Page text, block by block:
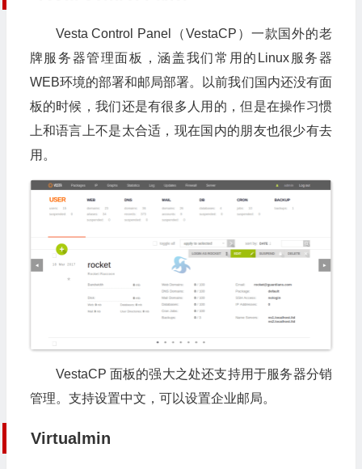
Vesta Control Panel（VestaCP）一款国外的老
牌服务器管理面板，涵盖我们常用的Linux服务器
WEB环境的部署和邮局部署。以前我们国内还没有面
板的时候，我们还是有很多人用的，但是在操作习惯
上和语言上不是太合适，现在国内的朋友也很少有去
用。
VestaCP 面板的强大之处还支持用于服务器分销
管理。支持设置中文，可以设置企业邮局。
Virtualmin